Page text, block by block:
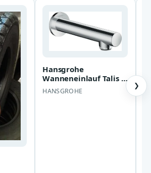
Hansgrohe
Wanneneinlauf Talis S
chrom , 72410000 ,
72410000 72410000
HANSGROHE
❯